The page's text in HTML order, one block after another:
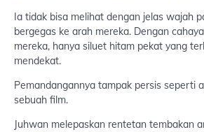
Ia tidak bisa melihat dengan jelas wajah
bergegas ke arah mereka. Dengan
mereka, hanya siluet hitam pekat yang
mendekat.
Pemandangannya tampak persis seperti
sebuah film.
Juhwan melepaskan rentetan tembakan